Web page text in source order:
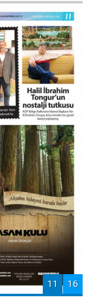
11 16